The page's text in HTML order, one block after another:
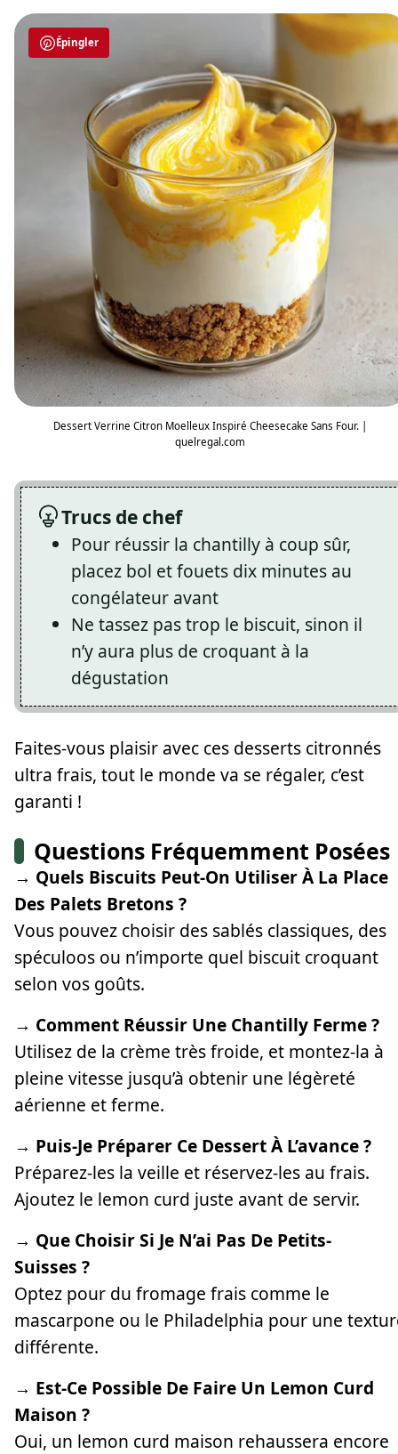
Épingler
Dessert Verrine Citron Moelleux Inspiré Cheesecake Sans Four. |
quelregal.com
Trucs de chef
Pour réussir la chantilly à coup sûr,
placez bol et fouets dix minutes au
congélateur avant
Ne tassez pas trop le biscuit, sinon il
n’y aura plus de croquant à la
dégustation
Faites-vous plaisir avec ces desserts citronnés
ultra frais, tout le monde va se régaler, c’est
garanti !
Questions Fréquemment Posées
→ Quels Biscuits Peut-On Utiliser À La Place
Des Palets Bretons ?
Vous pouvez choisir des sablés classiques, des
spéculoos ou n’importe quel biscuit croquant
selon vos goûts.
→ Comment Réussir Une Chantilly Ferme ?
Utilisez de la crème très froide, et montez-la à
pleine vitesse jusqu’à obtenir une légèreté
aérienne et ferme.
→ Puis-Je Préparer Ce Dessert À L’avance ?
Préparez-les la veille et réservez-les au frais.
Ajoutez le lemon curd juste avant de servir.
→ Que Choisir Si Je N’ai Pas De Petits-
Suisses ?
Optez pour du fromage frais comme le
mascarpone ou le Philadelphia pour une
différente.
→ Est-Ce Possible De Faire Un Lemon Curd
Maison ?
Oui, un lemon curd maison rehaussera encore